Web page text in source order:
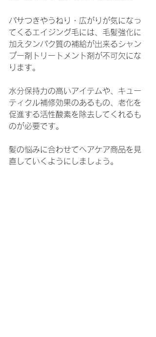
パサつきやうねり・広がりが気になっ
てくるエイジング毛には、毛髪強化に
加えタンパク質の補給が出来るシャン
プー剤トリートメント剤が不可欠にな
ります。
水分保持力の高いアイテムや、キュー
ティクル補修効果のあるもの、老化を
促進する活性酸素を除去してくれるも
のが必要です。
髪の悩みに合わせてヘアケア商品を見
直していくようにしましょう。